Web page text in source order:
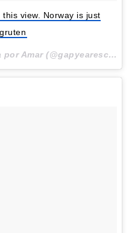
view. Norway is just
Una publicación compartida por Amar (@gapyearescape) el